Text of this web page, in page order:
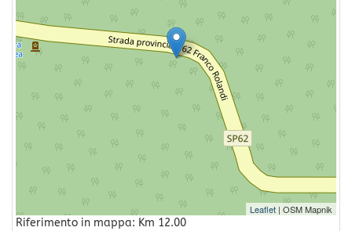
Leaflet | OSM Mapnik
Riferimento in mappa: Km 12.00